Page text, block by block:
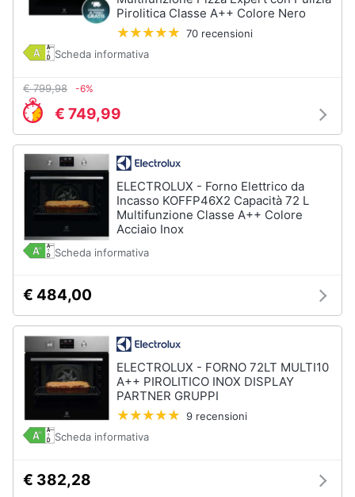
Pirolitica Classe A++ Colore Nero
70 recensioni
Scheda informativa
€ 799,98 -6%
€ 749,99
ELECTROLUX - Forno Elettrico da
Incasso KOFFP46X2 Capacità 72 L
Multifunzione Classe A++ Colore
Acciaio Inox
Scheda informativa
€ 484,00
ELECTROLUX - FORNO 72LT MULTI10
A++ PIROLITICO INOX DISPLAY
PARTNER GRUPPI
9 recensioni
Scheda informativa
€ 382,28